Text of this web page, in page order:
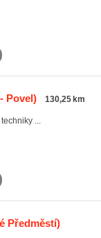
Povel) 130,25 km
...
Předměstí)